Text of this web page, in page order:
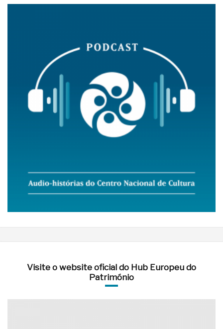
Visite o website oficial do Hub Europeu do
Património